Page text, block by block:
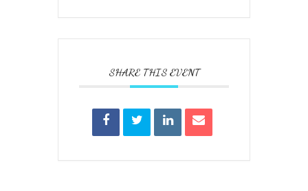
SHARE THIS EVENT